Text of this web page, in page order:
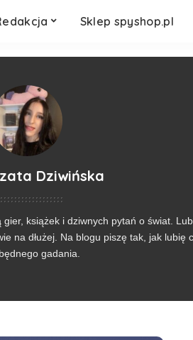
Sklep spyshop.pl
Dziwińska
książek i dziwnych pytań o świat.
na dłużej. Na blogu piszę tak, jak lubię
gadania.